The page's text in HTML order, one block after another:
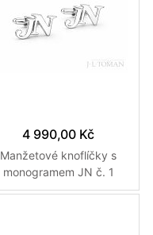
4 990,00 Kč
Manžetové knoflíčky s
monogramem JN č. 1
vyrobené na zakázku